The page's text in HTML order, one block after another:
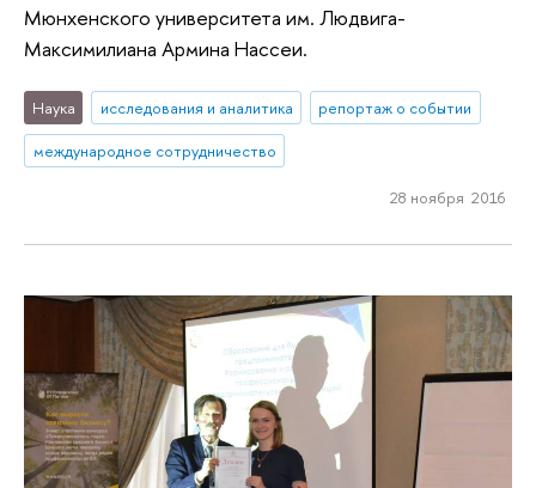
Мюнхенского университета им. Людвига-
Максимилиана Армина Нассеи.
Наука исследования и аналитика
репортаж о событии
международное сотрудничество
28 ноября 2016